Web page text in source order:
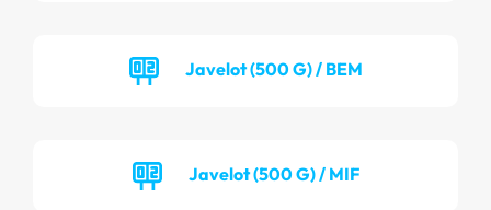
Javelot (500 G) / BEM
Javelot (500 G) / MIF